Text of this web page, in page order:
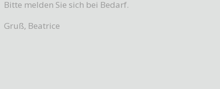
Bitte melden Sie sich bei Bedarf.
Gruß, Beatrice